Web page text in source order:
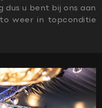
dus u bent bij ons aan
weer in topconditie